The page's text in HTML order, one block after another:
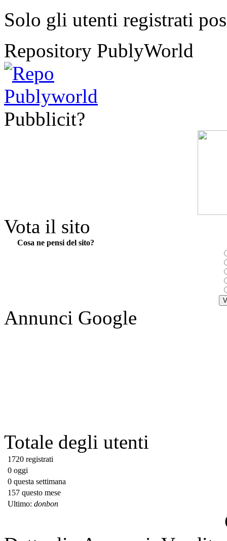
Solo gli utenti registrati
Repository PublyWorld
Pubblicit?
Vota il sito
Cosa ne pensi del sito?
Annunci Google
Totale degli utenti
1720 registrati
0 oggi
0 questa settimana
157 questo mese
Ultimo: donbon